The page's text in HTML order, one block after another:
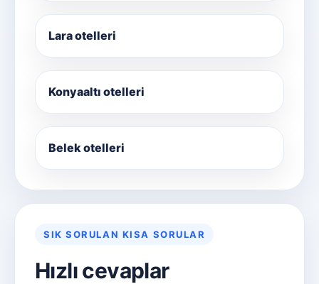
Lara otelleri
Konyaaltı otelleri
Belek otelleri
SIK SORULAN KISA SORULAR
Hızlı cevaplar